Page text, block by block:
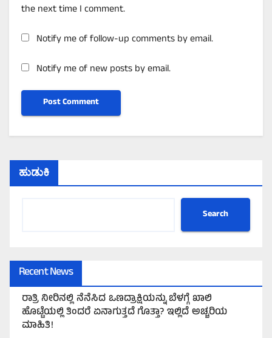
the next time I comment.
Notify me of follow-up comments by email.
Notify me of new posts by email.
ಹುಡುಕಿ
Search
Recent News
ರಾತ್ರಿ ನೀರಿನಲ್ಲಿ ನೆನೆಸಿದ ಒಣದ್ರಾಕ್ಷಿಯನ್ನು ಬೆಳಗ್ಗೆ ಖಾಲಿ
ಹೊಟ್ಟೆಯಲ್ಲಿ ತಿಂದರೆ ಏನಾಗುತ್ತದೆ ಗೊತ್ತಾ? ಇಲ್ಲಿದೆ ಅಚ್ಚರಿಯ
ಮಾಹಿತಿ!